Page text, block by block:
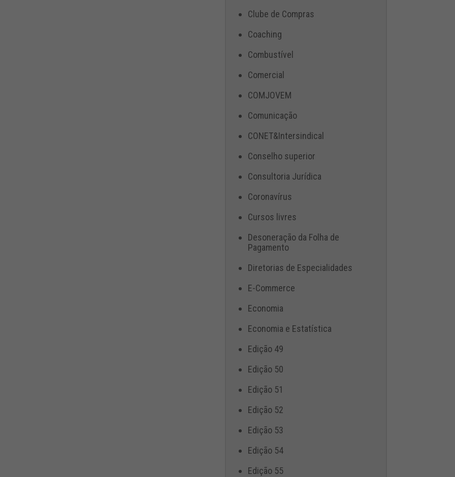
Clube de Compras
Coaching
Combustível
Comercial
COMJOVEM
Comunicação
CONET&Intersindical
Conselho superior
Consultoria Jurídica
Coronavírus
Cursos livres
Desoneração da Folha de
Pagamento
Diretorias de Especialidades
E-Commerce
Economia
Economia e Estatística
Edição 49
Edição 50
Edição 51
Edição 52
Edição 53
Edição 54
Edição 55